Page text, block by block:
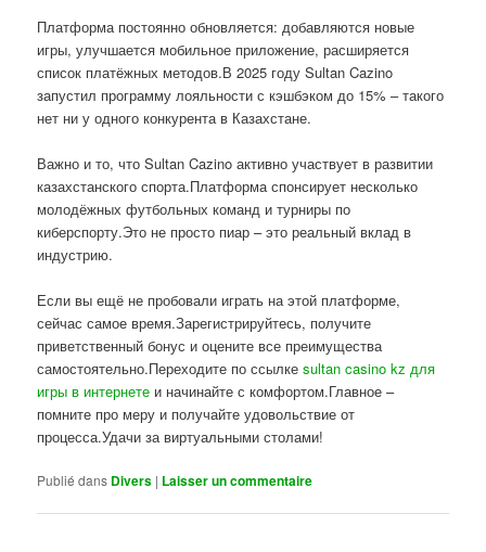
Платформа постоянно обновляется: добавляются новые
игры, улучшается мобильное приложение, расширяется
список платёжных методов.В 2025 году Sultan Cazino
запустил программу лояльности с кэшбэком до 15% – такого
нет ни у одного конкурента в Казахстане.
Важно и то, что Sultan Cazino активно участвует в развитии
казахстанского спорта.Платформа спонсирует несколько
молодёжных футбольных команд и турниры по
киберспорту.Это не просто пиар – это реальный вклад в
индустрию.
Если вы ещё не пробовали играть на этой платформе,
сейчас самое время.Зарегистрируйтесь, получите
приветственный бонус и оцените все преимущества
самостоятельно.Переходите по ссылкеsultan casino kz для
игры в интернете и начинайте с комфортом.Главное –
помните про меру и получайте удовольствие от
процесса.Удачи за виртуальными столами!
Publié dans Divers | Laisser un commentaire